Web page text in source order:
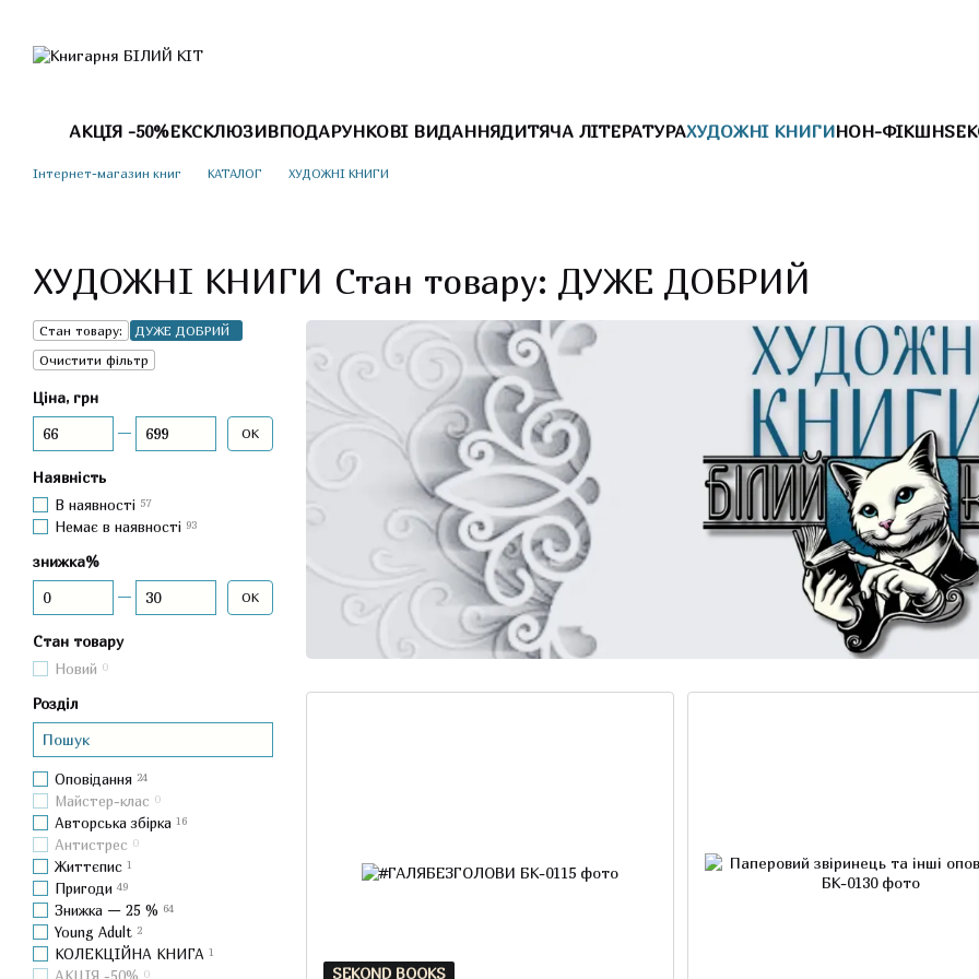
АКЦІЯ -50%ЕКСКЛЮЗИВПОДАРУНКОВІ ВИДАННЯДИТЯЧА ЛІТЕРАТУРАХУДОЖНІ КНИГИНОН-ФІКШН
Інтернет-магазин книг КАТАЛОГ ХУДОЖНІ КНИГИ
ХУДОЖНІ КНИГИ Стан товару: ДУЖЕ ДОБРИЙ
SEKOND BOOKS
Стан товару:
ДУЖЕ ДОБРИЙ
Очистити фільтр
Ціна, грн
Від Ціна, грн
До Ціна, грн ОК
Наявність
В наявності 57
Немає в наявності 93
знижка%
Від знижка%
До знижка% ОК
Стан товару
Новий 0
Розділ
Оповідання 24
Майстер-клас 0
Авторська збірка 16
Антистрес 0
Життєпис 1
Пригоди 49
Знижка — 25 % 64
Young Adult 2
КОЛЕКЦІЙНА КНИГА 1
0